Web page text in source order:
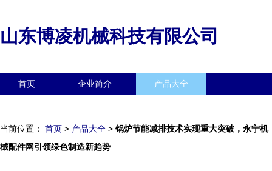
山东博凌机械科技有限公司
首页 企业简介 产品大全
当前位置： 首页 > 产品大全 > 锅炉节能减排技术实现重大突破，永宁机
械配件网引领绿色制造新趋势